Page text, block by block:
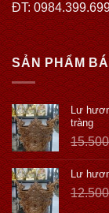
ĐT:
SẢN PHẨM
Lư
tràng
Lư